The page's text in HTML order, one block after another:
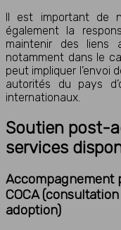
Il est important de
également la
maintenir des liens
notamment dans le
peut impliquer l’envoi
autorités du pays
internationaux.
Soutien post-
services
Accompagnement
COCA
adoption)